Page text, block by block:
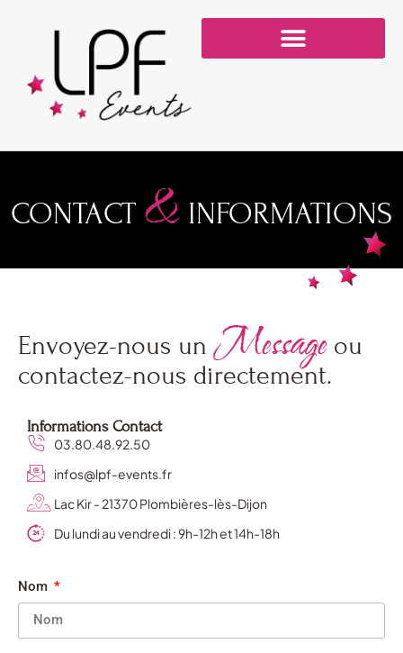
CONTACT & INFORMATIONS
Envoyez-nous unMessageou
contactez-nous directement.
Informations Contact
03.80.48.92.50
infos@lpf-events.fr
Lac Kir - 21370 Plombières-lès-Dijon
Du lundi au vendredi : 9h-12h et 14h-18h
Nom